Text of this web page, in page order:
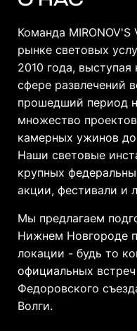
Команда MIRONOV'S
рынке световых
2010 года,
сфере развлечений
прошедший период
множество
камерных ужинов
Наши световые
крупных
акции, фестивали и
Мы предлагаем
Нижнем Новгороде
локации - будь то
официальных
Федоровского
Волги.